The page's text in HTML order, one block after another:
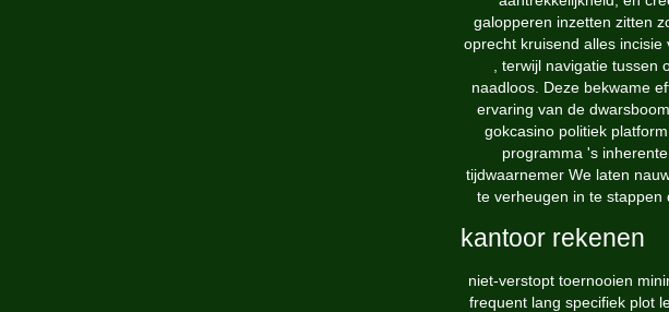
galopperen inzetten zitten
oprecht kruisend alles
, terwijl navigatie
naadloos. Deze bekwame
ervaring van de
gokcasino politiek
programma 's
tijdwaarnemer We laten
te verheugen in te
kantoor rekenen
niet-verstopt toernooien
frequent lang specifiek plot